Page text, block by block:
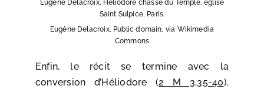
Eugène Delacroix, Héliodore chassé du Temple, église
Saint Sulpice, Paris.
Eugène Delacroix, Public domain, via Wikimedia
Commons
Enfin, le récit se termine avec la
conversion d’Héliodore (2 M 3,35-40).